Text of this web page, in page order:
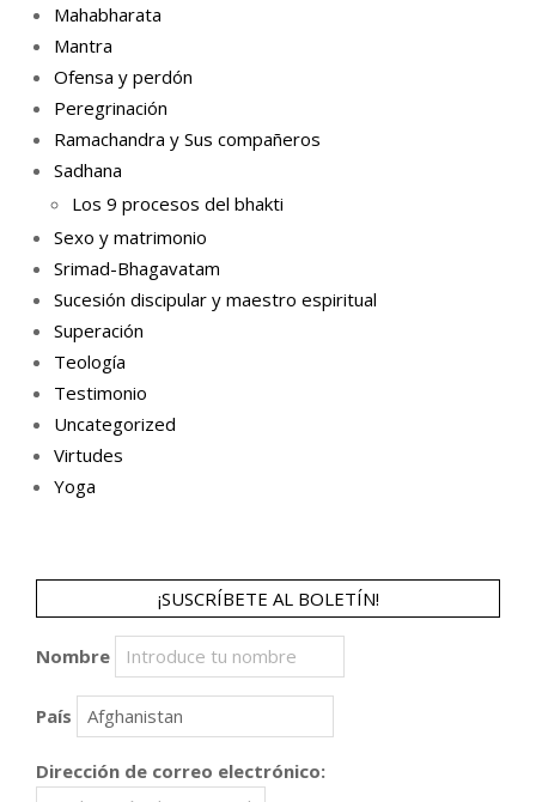
Mahabharata
Mantra
Ofensa y perdón
Peregrinación
Ramachandra y Sus compañeros
Sadhana
Los 9 procesos del bhakti
Sexo y matrimonio
Srimad-Bhagavatam
Sucesión discipular y maestro espiritual
Superación
Teología
Testimonio
Uncategorized
Virtudes
Yoga
¡SUSCRÍBETE AL BOLETÍN!
Nombre
País
Dirección de correo electrónico: